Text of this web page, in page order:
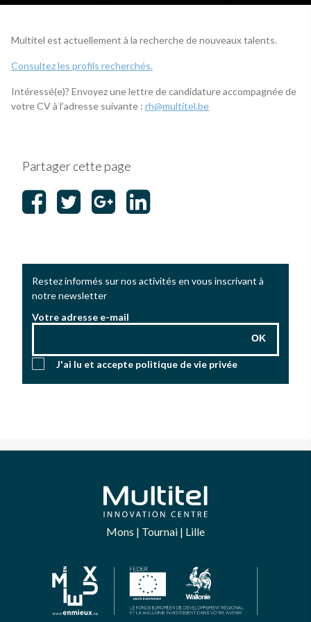
Multitel est actuellement à la recherche de nouveaux talents.
Consultez les profils recherchés.
Intéressé(e)? Envoyez une lettre de candidature accompagnée de
votre CV à l’adresse suivante : rh@multitel.be
Partager cette page
Restez informés sur nos activités en vous inscrivant à
notre newsletter
Votre adresse e-mail
OK
J'ai lu et accepte politique de vie privée
Mons | Tournai | Lille